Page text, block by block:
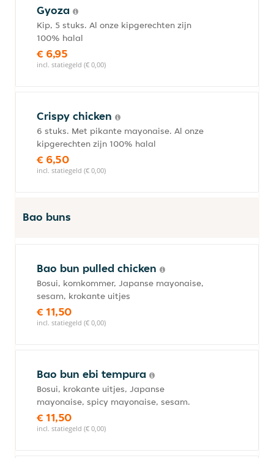
Gyoza
Kip, 5 stuks. Al onze kipgerechten zijn
100% halal
€ 6,95
incl. statiegeld (€ 0,00)
Crispy chicken
6 stuks. Met pikante mayonaise. Al onze
kipgerechten zijn 100% halal
€ 6,50
incl. statiegeld (€ 0,00)
Bao buns
Bao bun pulled chicken
Bosui, komkommer, Japanse mayonaise,
sesam, krokante uitjes
€ 11,50
incl. statiegeld (€ 0,00)
Bao bun ebi tempura
Bosui, krokante uitjes, Japanse
mayonaise, spicy mayonaise, sesam.
€ 11,50
incl. statiegeld (€ 0,00)